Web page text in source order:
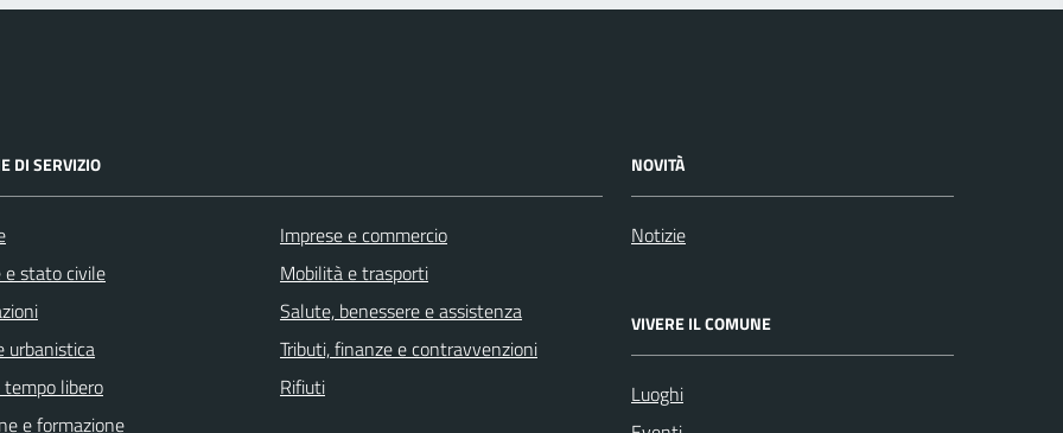
DI SERVIZIO
e stato civile
urbanistica
libero
e formazione
Imprese e commercio
Mobilità e trasporti
Salute, benessere e assistenza
Tributi, finanze e contravvenzioni
Rifiuti
NOVITÀ
Notizie
VIVERE IL COMUNE
Luoghi